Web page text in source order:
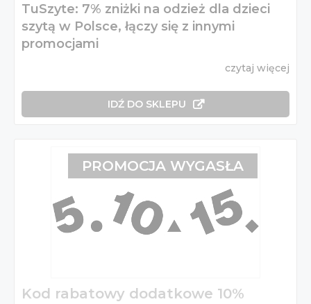
TuSzyte: 7% zniżki na odzież dla dzieci
szytą w Polsce, łączy się z innymi
promocjami
czytaj więcej
IDŹ DO SKLEPU
Kod rabatowy dodatkowe 10%
PROMOCJA WYGASŁA